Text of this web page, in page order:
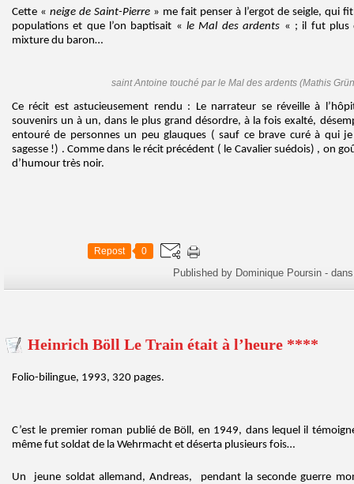
Cette « neige de Saint-Pierre» me fait penser à l’ergot de seigle, qui
populations et que l’on baptisait «le Mal des ardents « ; il fut plus
mixture du baron…
saint Antoine touché par le Mal des ardents (Mathis
Ce récit est astucieusement rendu : Le narrateur se réveille à
souvenirs un à un, dans le plus grand désordre, à la fois exalté,
entouré de personnes un peu glauques ( sauf ce brave curé à qui
sagesse !) . Comme dans le récit précédent ( le Cavalier suédois) , on
d’humour très noir.
Repost 0
Published by Dominique Poursin -
Heinrich Böll Le Train était à l’heure ****
Folio-bilingue, 1993, 320 pages.
C’est le premier roman publié de Böll, en 1949, dans lequel il
même fut soldat de la Wehrmacht et déserta plusieurs fois…
Un jeune soldat allemand, Andreas, pendant la seconde guerre